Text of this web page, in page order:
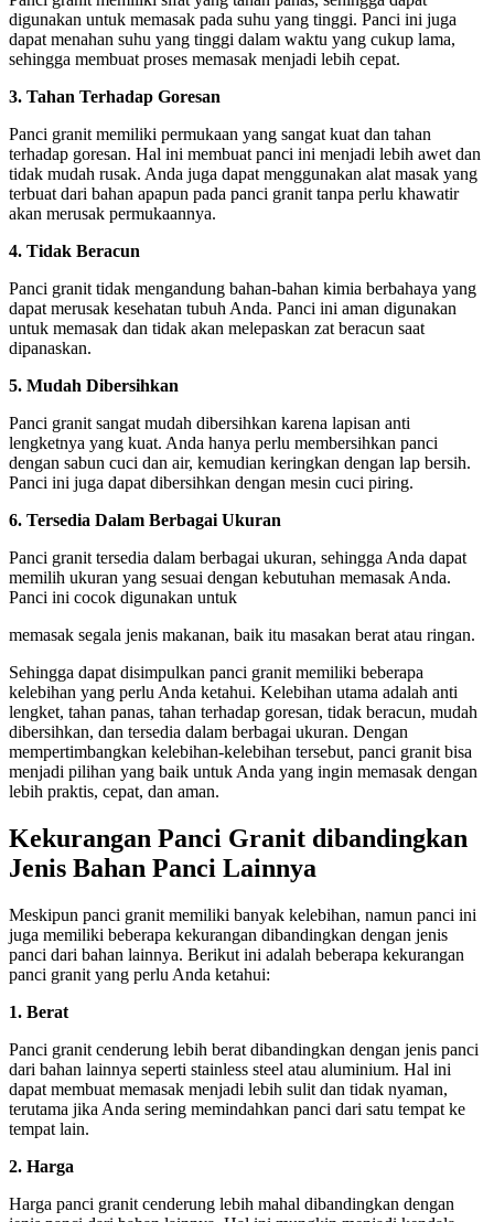
digunakan untuk memasak pada suhu yang tinggi. Panci ini juga
dapat menahan suhu yang tinggi dalam waktu yang cukup lama,
sehingga membuat proses memasak menjadi lebih cepat.
3. Tahan Terhadap Goresan
Panci granit memiliki permukaan yang sangat kuat dan tahan
terhadap goresan. Hal ini membuat panci ini menjadi lebih awet dan
tidak mudah rusak. Anda juga dapat menggunakan alat masak yang
terbuat dari bahan apapun pada panci granit tanpa perlu khawatir
akan merusak permukaannya.
4. Tidak Beracun
Panci granit tidak mengandung bahan-bahan kimia berbahaya yang
dapat merusak kesehatan tubuh Anda. Panci ini aman digunakan
untuk memasak dan tidak akan melepaskan zat beracun saat
dipanaskan.
5. Mudah Dibersihkan
Panci granit sangat mudah dibersihkan karena lapisan anti
lengketnya yang kuat. Anda hanya perlu membersihkan panci
dengan sabun cuci dan air, kemudian keringkan dengan lap bersih.
Panci ini juga dapat dibersihkan dengan mesin cuci piring.
6. Tersedia Dalam Berbagai Ukuran
Panci granit tersedia dalam berbagai ukuran, sehingga Anda dapat
memilih ukuran yang sesuai dengan kebutuhan memasak Anda.
Panci ini cocok digunakan untuk
memasak segala jenis makanan, baik itu masakan berat atau ringan.
Sehingga dapat disimpulkan panci granit memiliki beberapa
kelebihan yang perlu Anda ketahui. Kelebihan utama adalah anti
lengket, tahan panas, tahan terhadap goresan, tidak beracun, mudah
dibersihkan, dan tersedia dalam berbagai ukuran. Dengan
mempertimbangkan kelebihan-kelebihan tersebut, panci granit bisa
menjadi pilihan yang baik untuk Anda yang ingin memasak dengan
lebih praktis, cepat, dan aman.
Kekurangan Panci Granit dibandingkan
Jenis Bahan Panci Lainnya
Meskipun panci granit memiliki banyak kelebihan, namun panci ini
juga memiliki beberapa kekurangan dibandingkan dengan jenis
panci dari bahan lainnya. Berikut ini adalah beberapa kekurangan
panci granit yang perlu Anda ketahui:
1. Berat
Panci granit cenderung lebih berat dibandingkan dengan jenis panci
dari bahan lainnya seperti stainless steel atau aluminium. Hal ini
dapat membuat memasak menjadi lebih sulit dan tidak nyaman,
terutama jika Anda sering memindahkan panci dari satu tempat ke
tempat lain.
2. Harga
Harga panci granit cenderung lebih mahal dibandingkan dengan